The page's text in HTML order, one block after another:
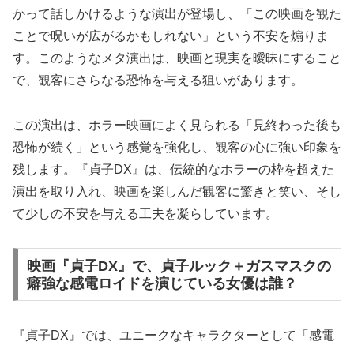
かって話しかけるような演出が登場し、「この映画を観た
ことで呪いが広がるかもしれない」という不安を煽りま
す。このようなメタ演出は、映画と現実を曖昧にすること
で、観客にさらなる恐怖を与える狙いがあります。
この演出は、ホラー映画によく見られる「見終わった後も
恐怖が続く」という感覚を強化し、観客の心に強い印象を
残します。『貞子DX』は、伝統的なホラーの枠を超えた
演出を取り入れ、映画を楽しんだ観客に驚きと笑い、そし
て少しの不安を与える工夫を凝らしています。
映画『貞子DX』で、貞子ルック＋ガスマスクの
癖強な感電ロイドを演じている女優は誰？
『貞子DX』では、ユニークなキャラクターとして「感電